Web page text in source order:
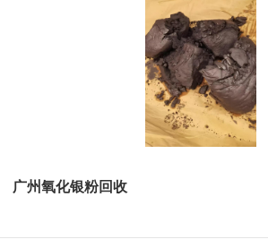
广州氧化银粉回收